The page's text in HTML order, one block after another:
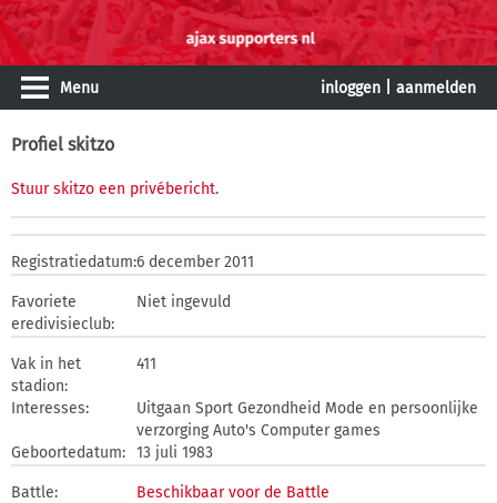
Menu inloggen aanmelden
Profiel skitzo
Stuur skitzo een privébericht.
Registratiedatum:6 december 2011
Favoriete
eredivisieclub:
Niet ingevuld
Vak in het
stadion:
411
Interesses:
Uitgaan Sport Gezondheid Mode en persoonlijke
verzorging Auto's Computer games
Geboortedatum: 13 juli 1983
Battle: Beschikbaar voor de Battle